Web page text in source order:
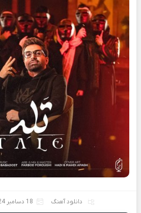
دانلود آهنگ 18 دسامبر 2024